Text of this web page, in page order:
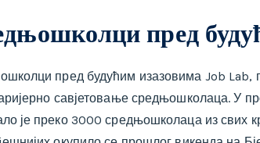
пред
пред будућим изазовима Job Lab,
савјетовање средњошколаца. У
је преко 3000 средњошколаца из свих